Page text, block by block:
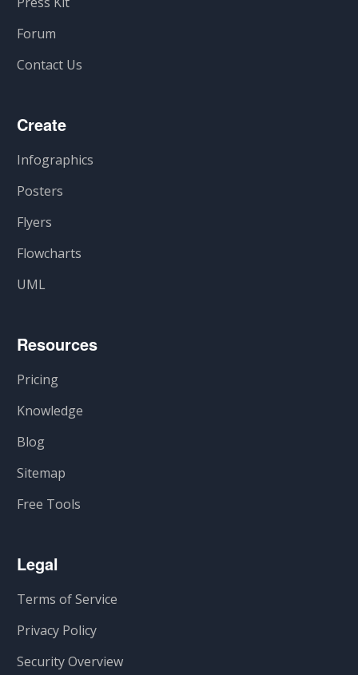
Forum
Contact Us
Create
Infographics
Posters
Flyers
Flowcharts
UML
Resources
Pricing
Knowledge
Blog
Sitemap
Free Tools
Legal
Terms of Service
Privacy Policy
Security Overview